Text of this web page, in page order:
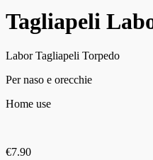
Tagliapeli
Labor Tagliapeli Torpedo
Per naso e orecchie
Home use
€7.90